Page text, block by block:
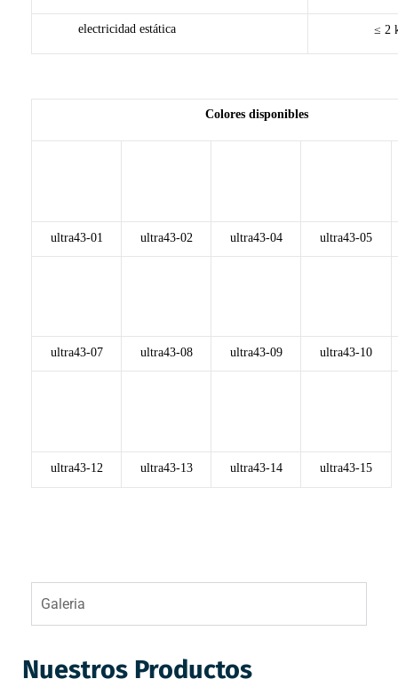
electricidad estática ≤ 2
Colores disponibles
ultra43-01 ultra43-02 ultra43-04 ultra43-05
ultra43-07 ultra43-08 ultra43-09 ultra43-10
ultra43-12 ultra43-13 ultra43-14 ultra43-15
Galeria
Nuestros Productos